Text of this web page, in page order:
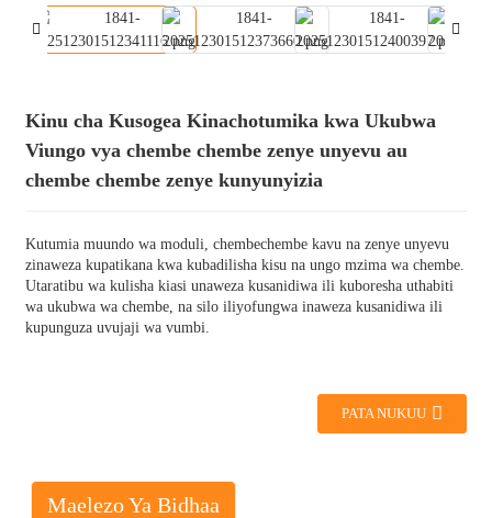
Kinu cha Kusogea Kinachotumika kwa Ukubwa
Viungo vya chembe chembe zenye unyevu au
chembe chembe zenye kunyunyizia
Kutumia muundo wa moduli, chembechembe kavu na zenye unyevu
zinaweza kupatikana kwa kubadilisha kisu na ungo mzima wa chembe.
Utaratibu wa kulisha kiasi unaweza kusanidiwa ili kuboresha uthabiti
wa ukubwa wa chembe, na silo iliyofungwa inaweza kusanidiwa ili
kupunguza uvujaji wa vumbi.
PATA NUKUU
Maelezo Ya Bidhaa